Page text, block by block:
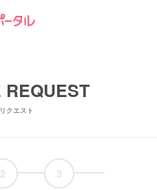
REQUEST
クエスト
2 3